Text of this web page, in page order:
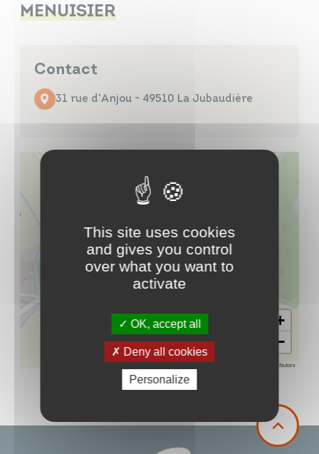
MENUISIER
Contact
31 rue d'Anjou - 49510 La Jubaudière
+
−
Leaflet contributors
Annuaires
This site uses cookies
and gives you control
over what you want to
activate
OK, accept all
Deny all cookies
Personalize